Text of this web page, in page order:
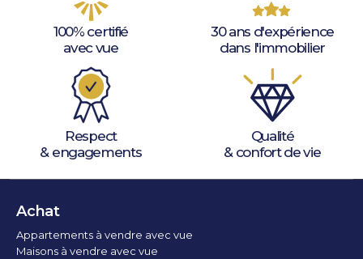
100% certifié
avec vue
30 ans d'expérience
dans l'immobilier
Respect
& engagements
Qualité
& confort de vie
Achat
Appartements à vendre avec vue
Maisons à vendre avec vue